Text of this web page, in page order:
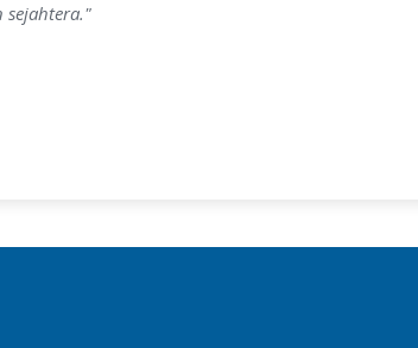
sejahtera."